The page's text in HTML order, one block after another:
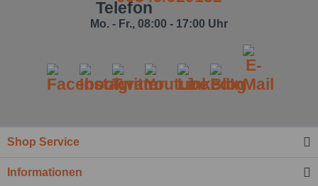
Mo. - Fr., 08:00 - 17:00 Uhr
Shop Service
Informationen